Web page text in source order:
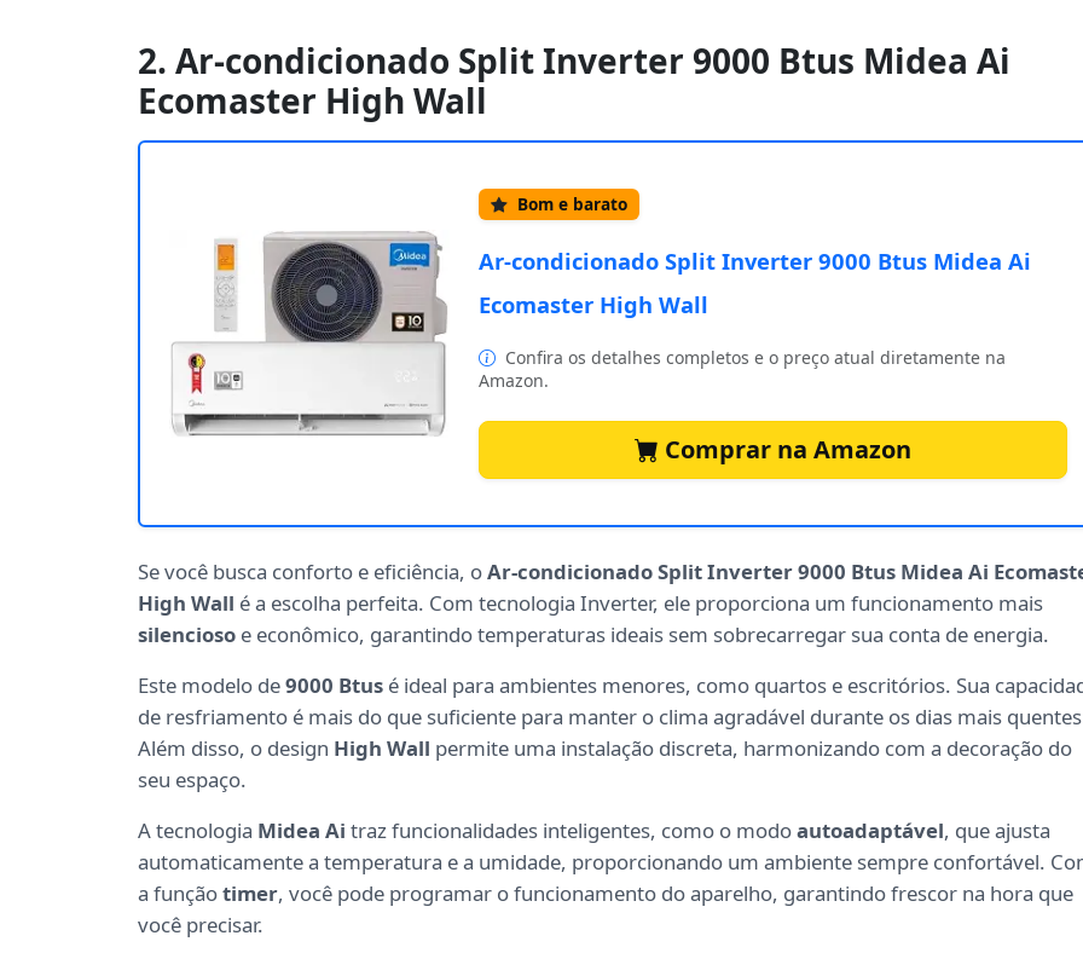
2. Ar-condicionado Split Inverter 9000 Btus Midea Ai
Ecomaster High Wall
Bom e barato
Ar-condicionado Split Inverter 9000 Btus Midea Ai
Ecomaster High Wall
Confira os detalhes completos e o preço atual diretamente na
Amazon.
Comprar na Amazon
Se você busca conforto e eficiência, oAr-condicionado Split Inverter 9000 Btus Midea Ai
High Wall é a escolha perfeita. Com tecnologia Inverter, ele proporciona um funcionamento mais
silencioso e econômico, garantindo temperaturas ideais sem sobrecarregar sua conta de energia.
Este modelo de9000 Btus é ideal para ambientes menores, como quartos e escritórios. Sua
de resfriamento é mais do que suficiente para manter o clima agradável durante os dias mais
Além disso, o design High Wall permite uma instalação discreta, harmonizando com a decoração do
seu espaço.
A tecnologia Midea Ai traz funcionalidades inteligentes, como o modoautoadaptável, que ajusta
automaticamente a temperatura e a umidade, proporcionando um ambiente sempre confortável.
a funçãotimer, você pode programar o funcionamento do aparelho, garantindo frescor na hora que
você precisar.